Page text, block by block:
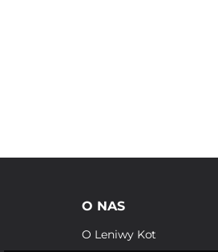
O NAS
O Leniwy Kot